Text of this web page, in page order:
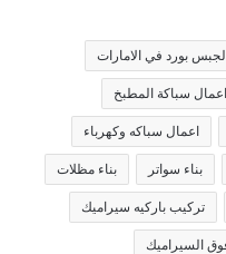
بورد في الامارات
اعمال سباكة المطبخ
اعمال سباكه وكهرباء
بناء سواتر بناء مظلات
تركيب باركيه سيراميك
السيراميك